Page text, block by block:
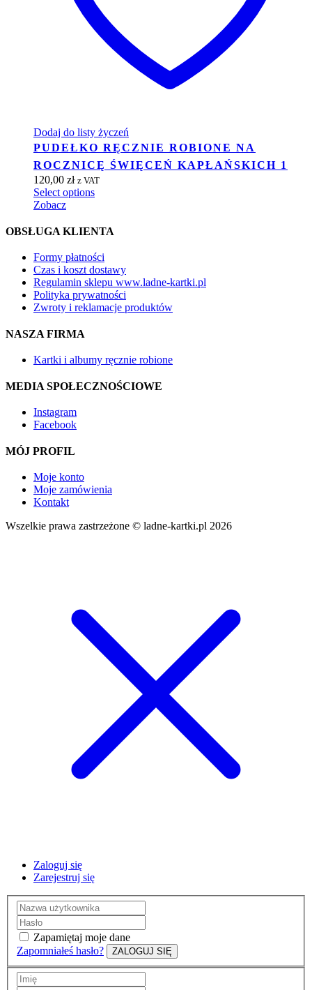
Dodaj do listy życzeń
PUDEŁKO RĘCZNIE ROBIONE NA
ROCZNICĘ ŚWIĘCEŃ KAPŁAŃSKICH 1
120,00 zł z VAT
Select options
Zobacz
OBSŁUGA KLIENTA
Formy płatności
Czas i koszt dostawy
Regulamin sklepu www.ladne-kartki.pl
Polityka prywatności
Zwroty i reklamacje produktów
NASZA FIRMA
Kartki i albumy ręcznie robione
MEDIA SPOŁECZNOŚCIOWE
Instagram
Facebook
MÓJ PROFIL
Moje konto
Moje zamówienia
Kontakt
Wszelkie prawa zastrzeżone © ladne-kartki.pl 2026
Zaloguj się
Zarejestruj się
Zapamiętaj moje dane
Zapomniałeś hasło?
ZALOGUJ SIĘ